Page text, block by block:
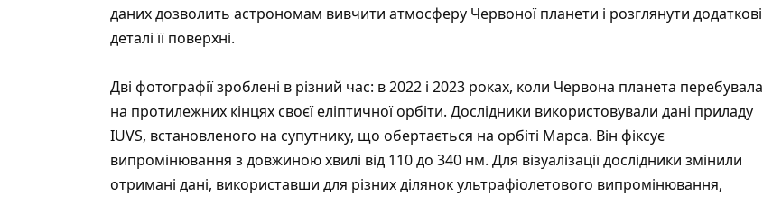
даних дозволить астрономам вивчити атмосферу Червоної планети і розглянути додаткові
деталі її поверхні.
Дві фотографії зроблені в різний час: в 2022 і 2023 роках, коли Червона планета перебувала
на протилежних кінцях своєї еліптичної орбіти. Дослідники використовували дані приладу
IUVS, встановленого на супутнику, що обертається на орбіті Марса. Він фіксує
випромінювання з довжиною хвилі від 110 до 340 нм. Для візуалізації дослідники змінили
отримані дані, використавши для різних ділянок ультрафіолетового випромінювання,